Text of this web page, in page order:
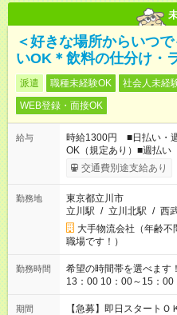
＜好きな場所からいつ
いOK＊飲料の仕分け・
派遣 職種未経験OK 社会人未経
WEB登録・面接OK
給与
時給1300円 ■日払い・
OK（規定あり）■週払い
交通費別途支給あり
勤務地
東京都立川市
立川駅 / 立川北駅 / 西
大手物流会社（年齢
職場です！）
勤務時間
希望の時間帯を選べます
13：00 10：00～15：
シフト例：8時間～＞ ・
22：00～翌6：00 など
期間
【急募】即日スタート